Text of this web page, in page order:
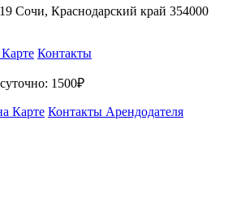
Сочи, Краснодарский край 354000
Контакты
1500₽
Карте Контакты Арендодателя